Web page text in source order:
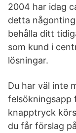
2004 har idag
detta
behålla ditt
som kund i
lösningar.
Du har väl inte
felsökningsapp
knapptryck
du får förslag